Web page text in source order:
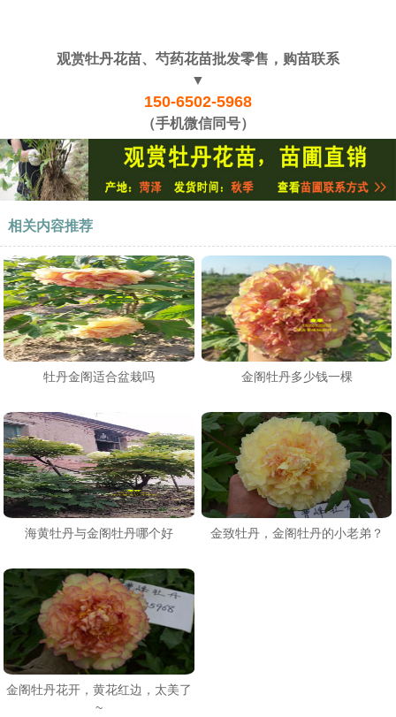
观赏牡丹花苗、芍药花苗批发零售，购苗联系
▼
150-6502-5968
（手机微信同号）
相关内容推荐
牡丹金阁适合盆栽吗 金阁牡丹多少钱一棵
海黄牡丹与金阁牡丹哪个好 金致牡丹，金阁牡丹的小老弟？
金阁牡丹花开，黄花红边，太美了
~